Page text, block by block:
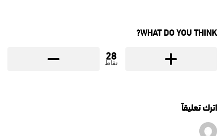
WHAT DO YOU THINK?
28
نقاط
اترك تعليقاً